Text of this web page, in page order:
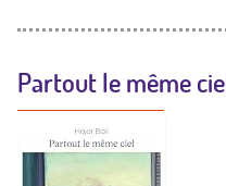
Partout le même